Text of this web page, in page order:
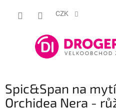
CZK
Spic&Span na
Orchidea Nera -